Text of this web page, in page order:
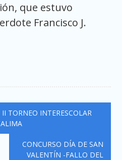
que estuvo
Francisco J.
TORNEO INTERESCOLAR
CONCURSO DÍA DE SAN
VALENTÍN -FALLO DEL